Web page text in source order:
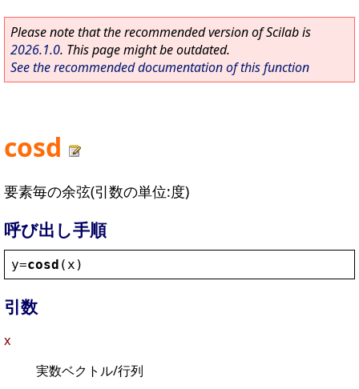
Please note that the recommended version of Scilab is
2026.1.0. This page might be outdated.
See the recommended documentation of this function
cosd
要素毎の余弦(引数の単位:度)
呼び出し手順
y=cosd ( x )
引数
x
実数ベクトル/行列